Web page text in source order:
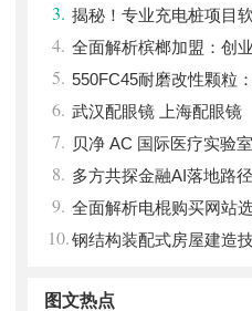
钱，ai却天天给他免费派单
3. 揭秘！专业充电桩项目
竟藏着哪些行业秘诀？
4. 全面解析槟榔加盟：创
挑战
5. 550FC45耐磨改性颗粒
6. 武汉配眼镜 上海配眼镜
7. 贝净 AC 国际医疗实验
体系全解析
8. 多方共探金融AI落地路
图AI助力产业金融智能升级
9. 全面解析电棍购买网站
南，保障安全与合法性
10.钢结构装配式房屋建造
图文热点